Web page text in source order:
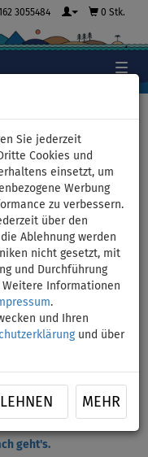
Sie jederzeit
Cookies und
einsetzt, um
Werbung
zu verbessern.
über den
Ablehnung werden
nicht gesetzt, mit
und Durchführung
Informationen
.
und Ihren
und über
MEHR
3055484 0 Stk.
geht's.